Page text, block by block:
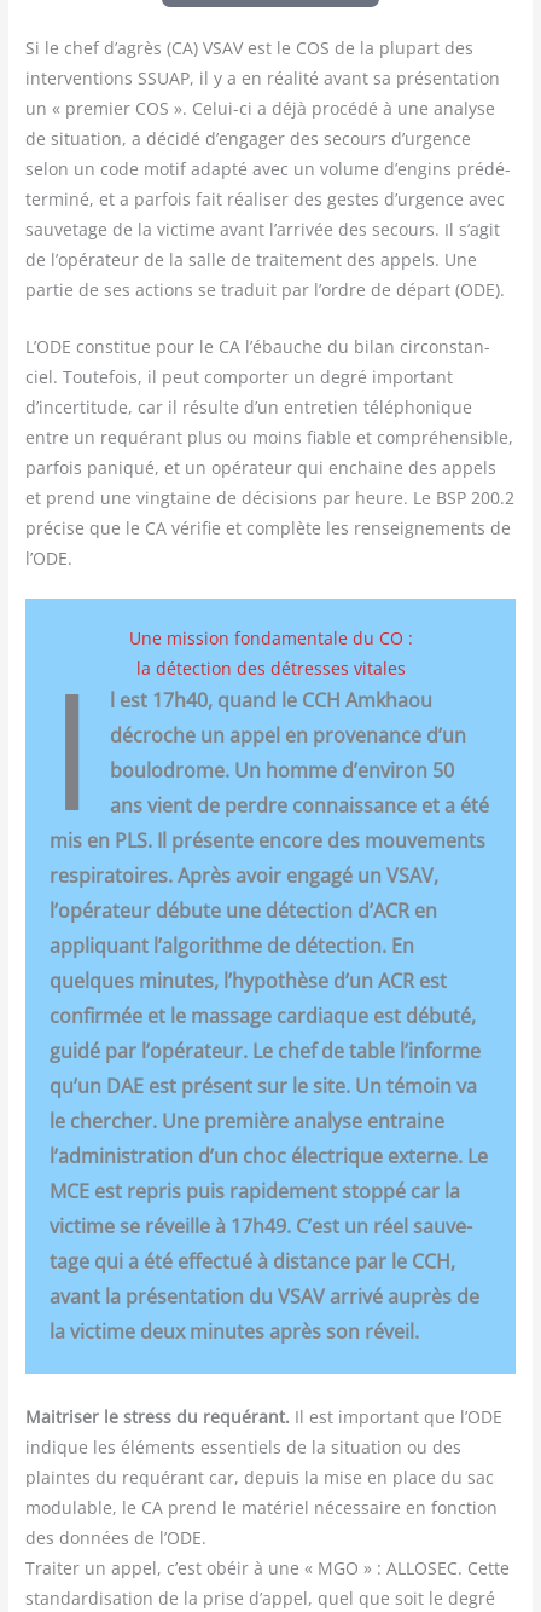
Si le chef d’agrès (CA) VSAV est le COS de la plu­part des
inter­ven­tions SSUAP, il y a en réa­li­té avant sa pré­sen­ta­tion
un « pre­mier COS ». Celui-ci a déjà pro­cé­dé à une ana­lyse
de situa­tion, a déci­dé d’engager des secours d’urgence
selon un code motif adap­té avec un volume d’engins pré­dé­
ter­mi­né, et a par­fois fait réa­li­ser des gestes d’urgence avec
sau­ve­tage de la vic­time avant l’arrivée des secours. Il s’agit
de l’opérateur de la salle de trai­te­ment des appels. Une
par­tie de ses actions se tra­duit par l’ordre de départ (ODE).
L’ODE consti­tue pour le CA l’ébauche du bilan cir­cons­tan­
ciel. Tou­te­fois, il peut com­por­ter un degré impor­tant
d’incertitude, car il résulte d’un entre­tien télé­pho­nique
entre un requé­rant plus ou moins fiable et com­pré­hen­sible,
par­fois pani­qué, et un opé­ra­teur qui enchaine des appels
et prend une ving­taine de déci­sions par heure. Le BSP 200.2
pré­cise que le CA véri­fie et com­plète les ren­sei­gne­ments de
l’ODE.
Une mission fondamentale du CO :
la détection des détresses vitales
I
l est 17h40, quand le CCH Amkhaou
décroche un appel en pro­ve­nance d’un
bou­lo­drome. Un homme d’environ 50
ans vient de perdre connais­sance et a été
mis en PLS. Il pré­sente encore des mou­ve­ments
res­pi­ra­toires. Après avoir enga­gé un VSAV,
l’opérateur débute une détec­tion d’ACR en
appli­quant l’algorithme de détec­tion. En
quelques minutes, l’hypothèse d’un ACR est
confir­mée et le mas­sage car­diaque est débu­té,
gui­dé par l’opérateur. Le chef de table l’informe
qu’un DAE est pré­sent sur le site. Un témoin va
le cher­cher. Une pre­mière ana­lyse entraine
l’administration d’un choc élec­trique externe. Le
MCE est repris puis rapi­de­ment stop­pé car la
vic­time se réveille à 17h49. C’est un réel sau­ve­
tage qui a été effec­tué à dis­tance par le CCH,
avant la pré­sen­ta­tion du VSAV arri­vé auprès de
la vic­time deux minutes après son réveil.
Mai­tri­ser le stress du requé­rant. Il est impor­tant que l’ODE
indique les élé­ments essen­tiels de la situa­tion ou des
plaintes du requé­rant car, depuis la mise en place du sac
modu­lable, le CA prend le maté­riel néces­saire en fonc­tion
des don­nées de l’ODE.
Trai­ter un appel, c’est obéir à une « MGO » : ALLOSEC. Cette
stan­dar­di­sa­tion de la prise d’appel, quel que soit le degré